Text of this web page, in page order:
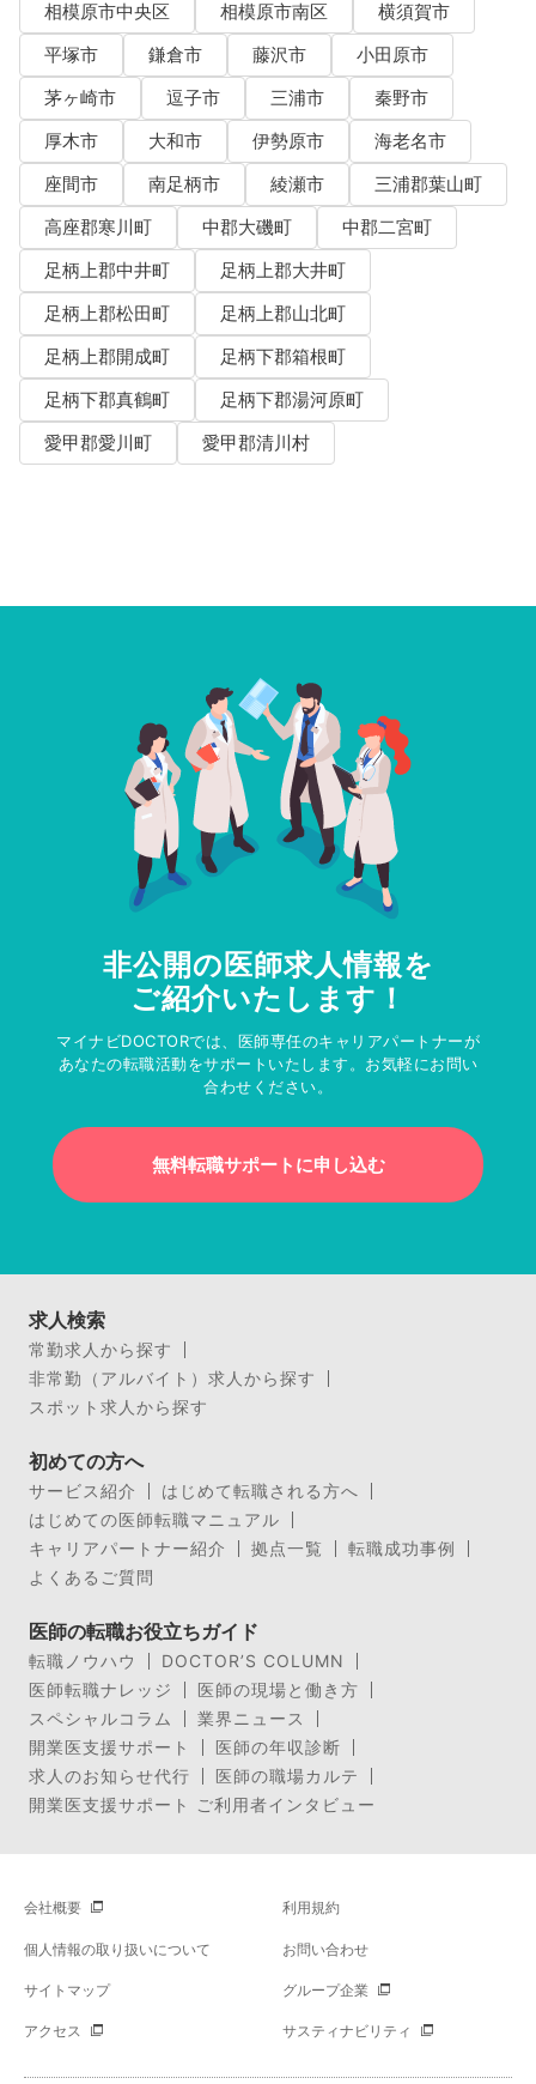
相模原市中央区
相模原市南区
横須賀市
平塚市
鎌倉市 藤沢市
小田原市
茅ヶ崎市
逗子市 三浦市
秦野市
厚木市
大和市 伊勢原市
海老名市
座間市
南足柄市 綾瀬市
三浦郡葉山町
高座郡寒川町
中郡大磯町
中郡二宮町
足柄上郡中井町
足柄上郡大井町
足柄上郡松田町
足柄上郡山北町
足柄上郡開成町
足柄下郡箱根町
足柄下郡真鶴町
足柄下郡湯河原町
愛甲郡愛川町
愛甲郡清川村
非公開の医師求人情報を
ご紹介いたします！
マイナビDOCTORでは、医師専任のキャリアパートナーが
あなたの転職活動をサポートいたします。お気軽にお問い
合わせください。
無料転職サポートに申し込む
求人検索
常勤求人から探す
非常勤（アルバイト）求人から探す
スポット求人から探す
初めての方へ
サービス紹介
はじめて転職される方へ
はじめての医師転職マニュアル
キャリアパートナー紹介
拠点一覧
転職成功事例
よくあるご質問
医師の転職お役立ちガイド
転職ノウハウ
DOCTOR’S COLUMN
医師転職ナレッジ
医師の現場と働き方
スペシャルコラム
業界ニュース
開業医支援サポート
医師の年収診断
求人のお知らせ代行
医師の職場カルテ
開業医支援サポート ご利用者インタビュー
会社概要 利用規約
個人情報の取り扱いについて お問い合わせ
サイトマップ グループ企業
アクセス サスティナビリティ